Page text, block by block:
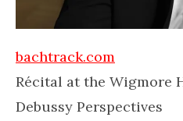
bachtrack.com
Récital at the Wigmore
Debussy Perspectives